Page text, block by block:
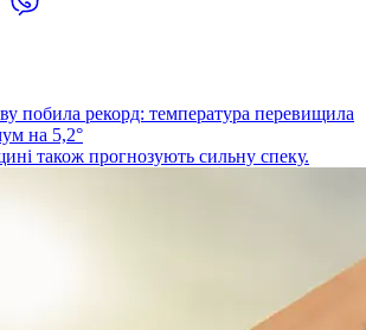
побила рекорд: температура перевищила
на 5,2°
також прогнозують сильну спеку.